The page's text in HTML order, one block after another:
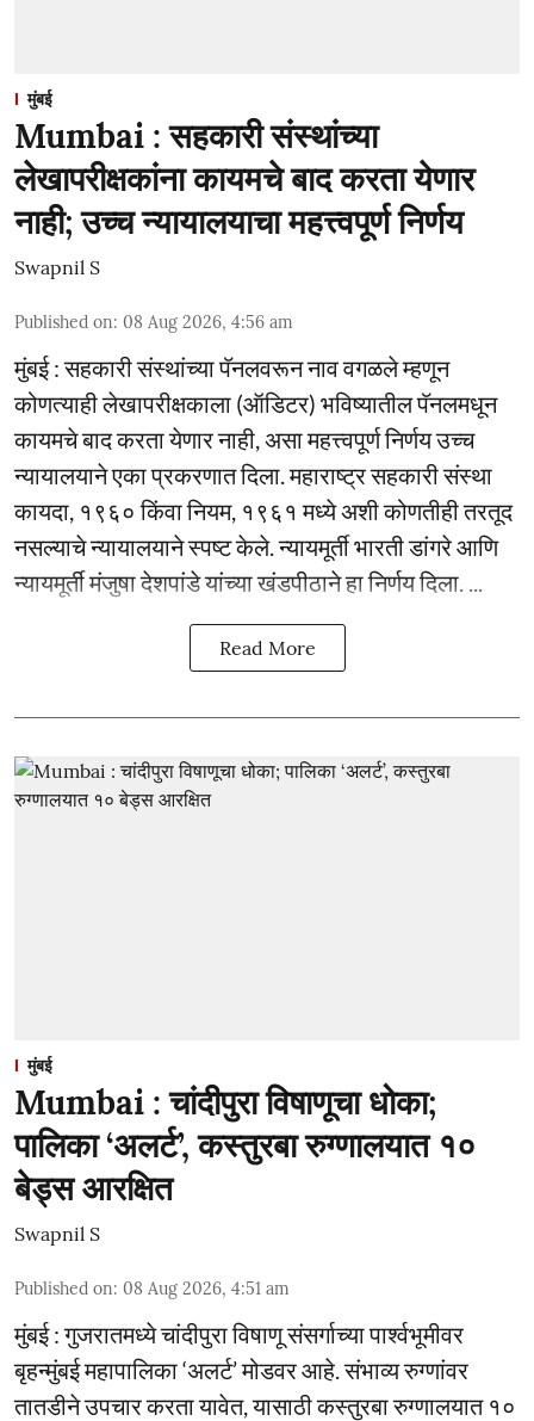
मुंबई
Mumbai : सहकारी संस्थांच्या
लेखापरीक्षकांना कायमचे बाद करता येणार
नाही; उच्च न्यायालयाचा महत्त्वपूर्ण निर्णय
Swapnil S
Published on: 08 Aug 2026, 4:56 am
मुंबई : सहकारी संस्थांच्या पॅनलवरून नाव वगळले म्हणून
कोणत्याही लेखापरीक्षकाला (ऑडिटर) भविष्यातील पॅनलमधून
कायमचे बाद करता येणार नाही, असा महत्त्वपूर्ण निर्णय उच्च
न्यायालयाने एका प्रकरणात दिला. महाराष्ट्र सहकारी संस्था
कायदा, १९६० किंवा नियम, १९६१ मध्ये अशी कोणतीही तरतूद
नसल्याचे न्यायालयाने स्पष्ट केले. न्यायमूर्ती भारती डांगरे आणि
न्यायमूर्ती मंजुषा देशपांडे यांच्या खंडपीठाने हा निर्णय दिला. ...
Read More
मुंबई
Mumbai : चांदीपुरा विषाणूचा धोका;
पालिका ‘अलर्ट’, कस्तुरबा रुग्णालयात १०
बेड्स आरक्षित
Swapnil S
Published on: 08 Aug 2026, 4:51 am
मुंबई : गुजरातमध्ये चांदीपुरा विषाणू संसर्गाच्या पार्श्वभूमीवर
बृहन्मुंबई महापालिका ‘अलर्ट’ मोडवर आहे. संभाव्य रुग्णांवर
तातडीने उपचार करता यावेत, यासाठी कस्तुरबा रुग्णालयात १०